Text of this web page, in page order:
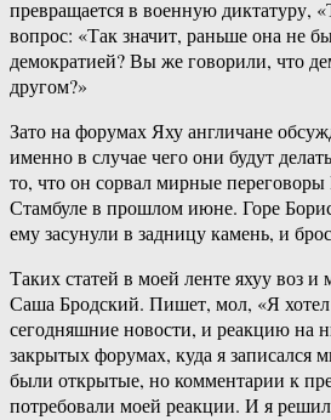
превращается в военную диктатуру,
вопрос: «Так значит, раньше она не
демократией? Вы же говорили, что
другом?»
Зато на форумах Яху англичане
именно в случае чего они будут
то, что он сорвал мирные
Стамбуле в прошлом июне. Горе
ему засунули в задницу камень, и
Таких статей в моей ленте яхуу воз
Саша Бродский. Пишет, мол, «Я
сегодняшние новости, и реакцию на
закрытых форумах, куда я записался
были открытые, но комментарии к
потребовали моей реакции. И я